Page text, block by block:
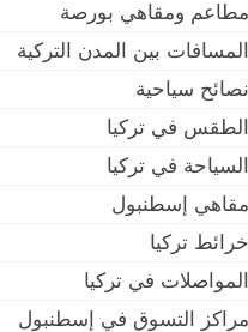
مطاعم ومقاهي بورصة
المسافات بين المدن التركية
نصائح سياحية
الطقس في تركيا
السياحة في تركيا
مقاهي إسطنبول
خرائط تركيا
المواصلات في تركيا
مراكز التسوق في إسطنبول